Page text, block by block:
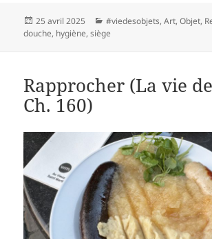
Publié
le
25 avril 2025 Catégories
#viedesobjets,Art,Objet,
douche, hygiène,siège
Rapprocher (La vie
Ch. 160)